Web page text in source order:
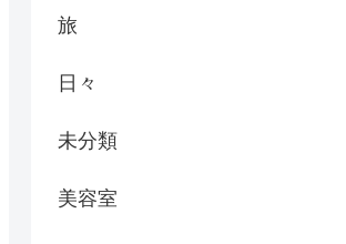
旅
日々
未分類
美容室